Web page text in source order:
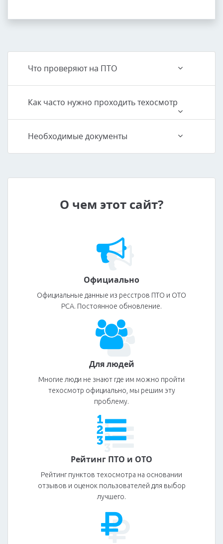
Что проверяют на ПТО
Как часто нужно проходить техосмотр
Необходимые документы
О чем этот сайт?
Официально
Официальные данные из ресстров ПТО и ОТО
РСА. Постоянное обновление.
Для людей
Многие люди не знают где им можно пройти
техосмотр официально, мы решим эту
проблему.
Рейтинг ПТО и ОТО
Рейтинг пунктов техосмотра на основании
отзывов и оценок пользователей для выбор
лучшего.